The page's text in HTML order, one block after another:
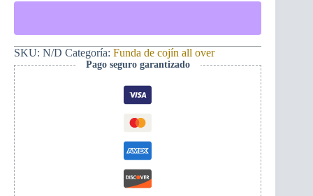
cojín
y
Guerrero
Montenegrino
cantidad
SKU: N/D Categoría: Funda de cojín all over
Pago seguro garantizado